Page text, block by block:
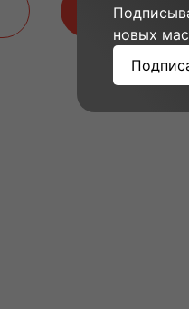
Следующий
новых